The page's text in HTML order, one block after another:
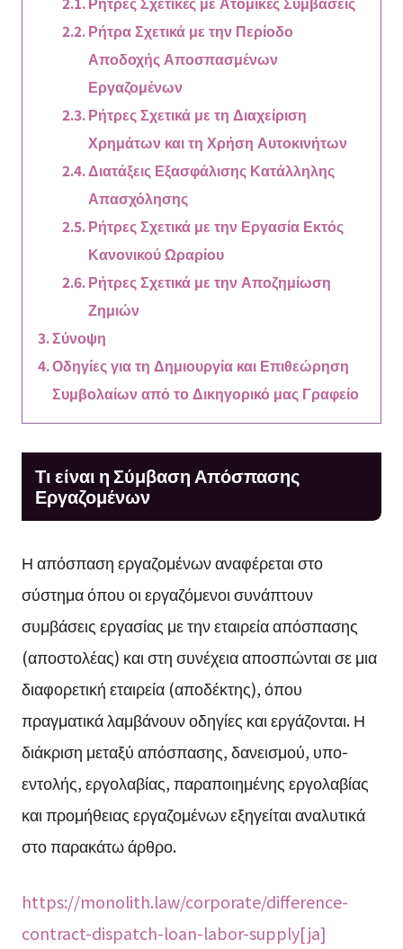
Ρήτρα Σχετικά με την Περίοδο
Αποδοχής Αποσπασμένων
Εργαζομένων
Ρήτρες Σχετικά με τη Διαχείριση
Χρημάτων και τη Χρήση Αυτοκινήτων
Διατάξεις Εξασφάλισης Κατάλληλης
Απασχόλησης
Ρήτρες Σχετικά με την Εργασία Εκτός
Κανονικού Ωραρίου
Ρήτρες Σχετικά με την Αποζημίωση
Ζημιών
Σύνοψη
Οδηγίες για τη Δημιουργία και Επιθεώρηση
Συμβολαίων από το Δικηγορικό μας Γραφείο
Τι είναι η Σύμβαση Απόσπασης
Εργαζομένων
Η απόσπαση εργαζομένων αναφέρεται στο
σύστημα όπου οι εργαζόμενοι συνάπτουν
συμβάσεις εργασίας με την εταιρεία απόσπασης
(αποστολέας) και στη συνέχεια αποσπώνται σε μια
διαφορετική εταιρεία (αποδέκτης), όπου
πραγματικά λαμβάνουν οδηγίες και εργάζονται. Η
διάκριση μεταξύ απόσπασης, δανεισμού, υπο-
εντολής, εργολαβίας, παραποιημένης εργολαβίας
και προμήθειας εργαζομένων εξηγείται αναλυτικά
στο παρακάτω άρθρο.
https://monolith.law/corporate/difference-
contract-dispatch-loan-labor-supply[ja]